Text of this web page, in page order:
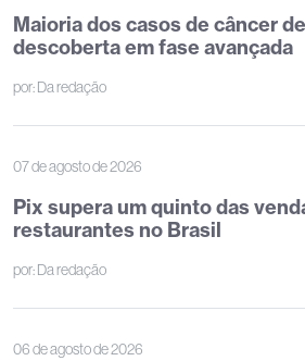
Maioria dos casos de câncer
descoberta em fase avançada
por:Da redação
07 de agosto de 2026
Pix supera um quinto das
restaurantes no Brasil
por:Da redação
06 de agosto de 2026